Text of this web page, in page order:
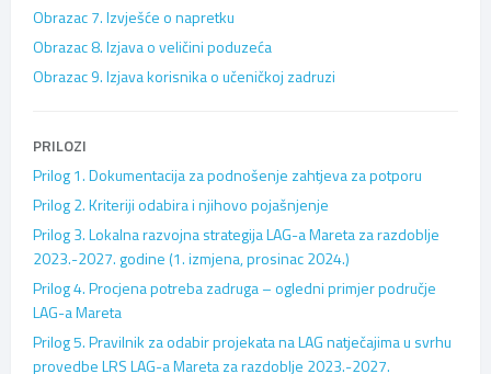
Obrazac 7. Izvješće o napretku
Obrazac 8. Izjava o veličini poduzeća
Obrazac 9. Izjava korisnika o učeničkoj zadruzi
PRILOZI
Prilog 1. Dokumentacija za podnošenje zahtjeva za potporu
Prilog 2. Kriteriji odabira i njihovo pojašnjenje
Prilog 3. Lokalna razvojna strategija LAG-a Mareta za razdoblje
2023.-2027. godine (1. izmjena, prosinac 2024.)
Prilog 4. Procjena potreba zadruga – ogledni primjer područje
LAG-a Mareta
Prilog 5. Pravilnik za odabir projekata na LAG natječajima u svrhu
provedbe LRS LAG-a Mareta za razdoblje 2023.-2027.